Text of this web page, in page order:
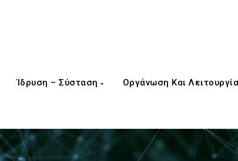
Ίδρυση – Σύσταση Οργάνωση Και Λειτουργία